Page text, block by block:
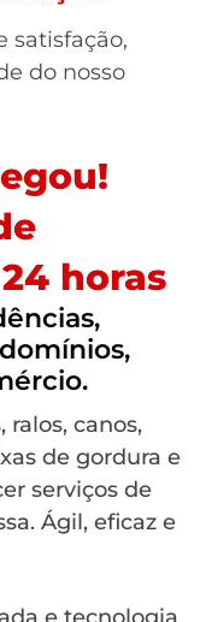
satisfação,
do nosso
horas
canos,
de gordura e
serviços de
Ágil, eficaz e